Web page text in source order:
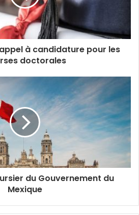
à candidature pour les
doctorales
du Gouvernement du
Mexique